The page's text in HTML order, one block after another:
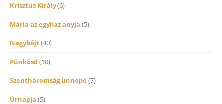
Krisztus Király(6)
Mária az egyház anyja (5)
Nagybőjt(40)
Pünkösd(10)
Szentháromság ünnepe(7)
Úrnapja (5)